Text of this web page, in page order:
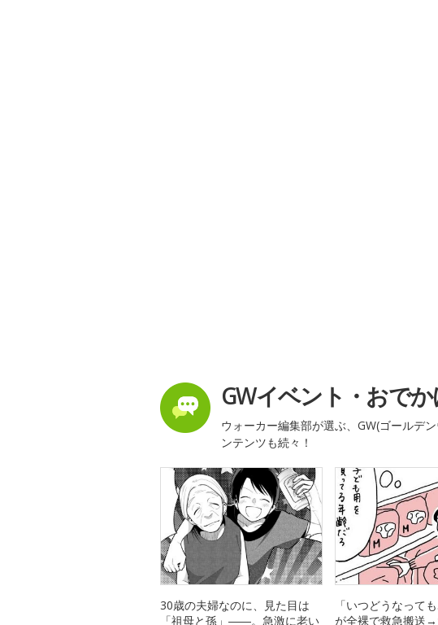
GWイベント・おで
ウォーカー編集部が選ぶ、GW(ゴールデ
ンテンツも続々！
30歳の夫婦なのに、見た目は
「祖母と孫」――。急激に老い
「いつどうなって
が全裸で救急搬送